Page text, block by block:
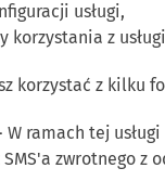
usługi,
korzystania z
korzystać z kilku
W ramach tej
zwrotnego z